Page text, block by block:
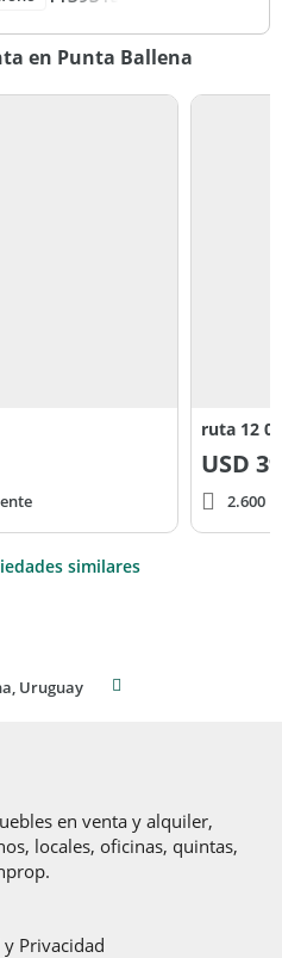
en Punta Ballena
ruta 12 0
USD
2.600
similares
Uruguay
en venta y alquiler,
locales, oficinas, quintas,
Privacidad